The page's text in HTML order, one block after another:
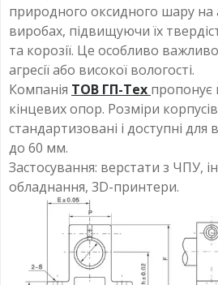
природного оксидного шару на
виробах, підвищуючи їх
та корозії. Це особливо
агресії або високої вологості.
Компанія ТОВ ГП-Тех пропонує
кінцевих опор. Розміри
стандартизовані і доступні для
до 60 мм.
Застосування: верстати з ЧПУ,
обладнання, 3D-принтери.